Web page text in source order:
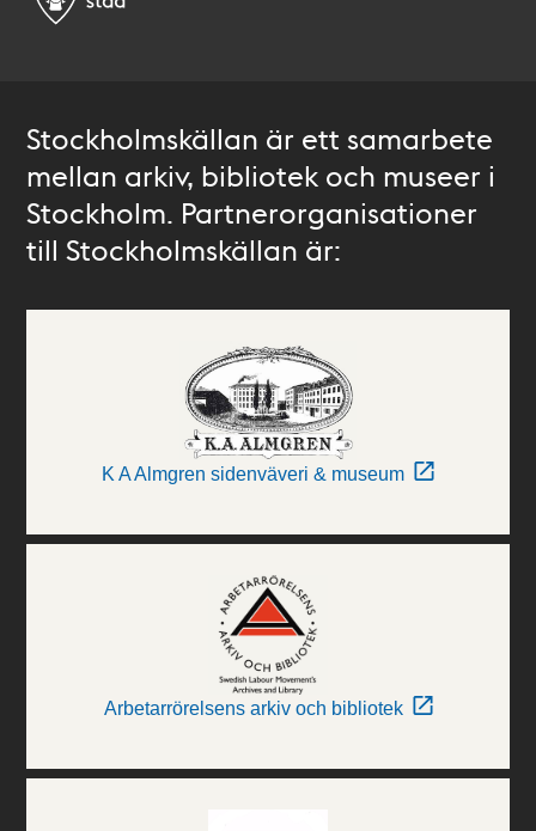
Stockholmskällan är ett samarbete
mellan arkiv, bibliotek och museer i
Stockholm. Partnerorganisationer
till Stockholmskällan är:
K A Almgren sidenväveri & museum
Arbetarrörelsens arkiv och bibliotek